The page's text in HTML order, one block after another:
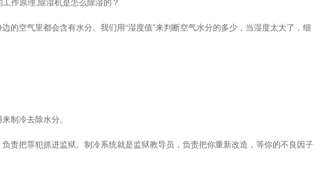
空气里都会含有水分。我们用“湿度值”来判断空气水分的多少，当湿度太大了，细
制冷去除水分。
把罪犯抓进监狱。制冷系统就是监狱教导员，负责把你重新改造，等你的不良因子